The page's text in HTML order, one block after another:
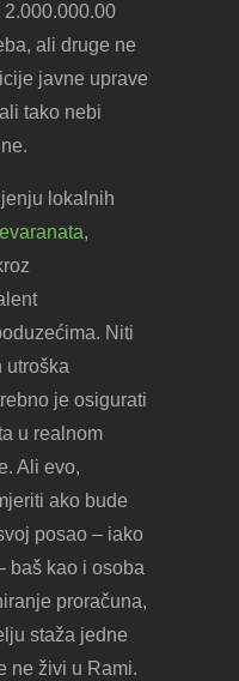
ali druge ne
javne uprave
tako nebi
lokalnih
,
Niti
utroška
je osigurati
u realnom
Ali evo,
ako bude
posao – iako
baš kao i osoba
proračuna,
staža jedne
ne živi u Rami.